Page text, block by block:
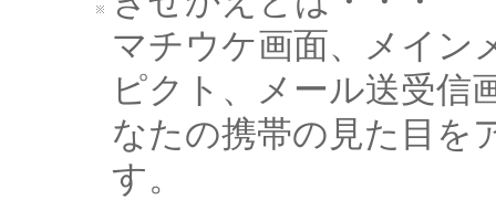
マチウケ画面、メイン
ピクト、メール送受信
なたの携帯の見た目を
す。